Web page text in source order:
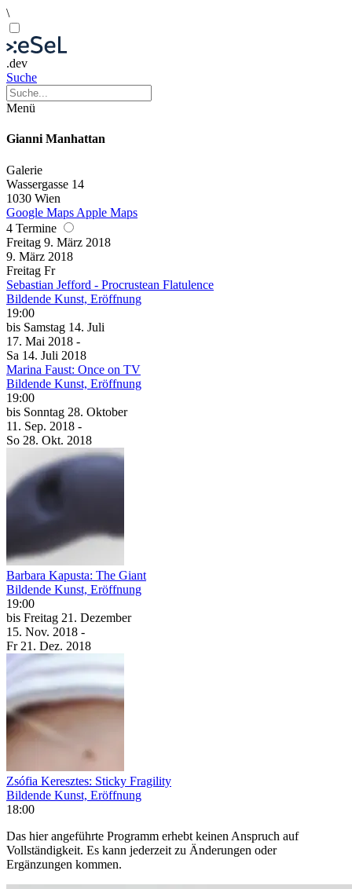
\
.dev
Suche
Menü
Gianni Manhattan
Galerie
Wassergasse 14
1030 Wien
Google Maps Apple Maps
4 Termine
Freitag 9. März 2018
9. März 2018
Freitag Fr
Sebastian Jefford - Procrustean Flatulence
Bildende Kunst, Eröffnung
19:00
bis Samstag 14. Juli
17. Mai 2018 -
Sa 14. Juli 2018
Marina Faust: Once on TV
Bildende Kunst, Eröffnung
19:00
bis Sonntag 28. Oktober
11. Sep. 2018 -
So 28. Okt. 2018
Barbara Kapusta: The Giant
Bildende Kunst, Eröffnung
19:00
bis Freitag 21. Dezember
15. Nov. 2018 -
Fr 21. Dez. 2018
Zsófia Keresztes: Sticky Fragility
Bildende Kunst, Eröffnung
18:00
Das hier angeführte Programm erhebt keinen Anspruch auf
Vollständigkeit. Es kann jederzeit zu Änderungen oder
Ergänzungen kommen.